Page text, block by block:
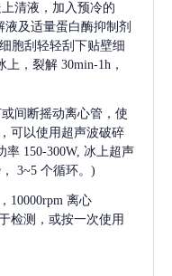
清液，加入预冷的
液及适量蛋白酶抑制剂
胞刮轻轻刮下贴壁细
，裂解 30min-1h，
间断摇动离心管，使
可以使用超声波破碎
150-300W, 冰上超声
3~5 个循环。)
10000rpm 离心
检测，或按一次使用